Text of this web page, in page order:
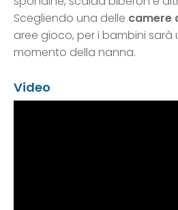
Scegliendo una delle camere
aree gioco, per i bambini
momento della nanna.
Video